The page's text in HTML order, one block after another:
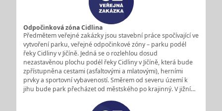
Odpočinková zóna Cidlina
Předmětem veřejné zakázky jsou stavební práce spočívající ve
vytvoření parku, veřejné odpočinkové zóny – parku podél
řeky Cidliny v Jičíně. Jedná se o rozlehlou dosud
nezastavěnou plochu podél řeky Cidliny v Jičíně, která bude
zpřístupněna cestami (asfaltovými a mlatovými), herními
prvky a sportovní vybaveností. Směrem od severu území k
jihu bude park přecházet od městského po krajinný. V jižní…